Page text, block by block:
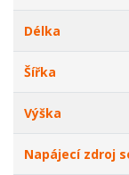
Délka
Šířka
Výška
Napájecí zdroj